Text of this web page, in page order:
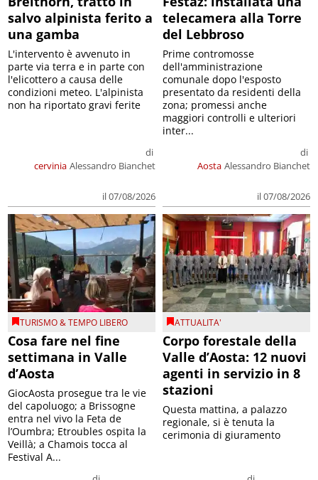
salvo alpinista ferito a
una gamba
cervinia
di
Alessandro Bianchet
il 07/08/2026
L'intervento è avvenuto in
parte via terra e in parte con
l'elicottero a causa delle
condizioni meteo. L'alpinista
non ha riportato gravi ferite
telecamera alla Torre
del Lebbroso
Aosta
di
Alessandro Bianchet
il 07/08/2026
Prime contromosse
dell'amministrazione
comunale dopo l'esposto
presentato da residenti della
zona; promessi anche
maggiori controlli e ulteriori
inter...
TURISMO & TEMPO LIBERO
Cosa fare nel fine
settimana in Valle
d’Aosta
GiocAosta prosegue tra le vie
del capoluogo; a Brissogne
entra nel vivo la Feta de
l’Oumbra; Etroubles ospita la
Veillà; a Chamois tocca al
Festival A...
ATTUALITA'
Corpo forestale della
Valle d’Aosta: 12 nuovi
agenti in servizio in 8
stazioni
Questa mattina, a palazzo
regionale, si è tenuta la
cerimonia di giuramento